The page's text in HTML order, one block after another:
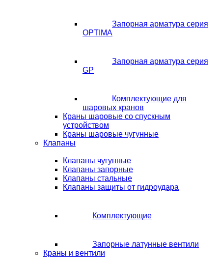
Запорная арматура серия
OPTIMA
Запорная арматура серия
GP
Комплектующие для
шаровых кранов
Краны шаровые со спускным
устройством
Краны шаровые чугунные
Клапаны
Клапаны чугунные
Клапаны запорные
Клапаны стальные
Клапаны защиты от гидроудара
Комплектующие
Запорные латунные вентили
Краны и вентили